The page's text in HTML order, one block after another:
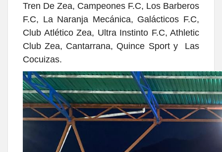
Tren De Zea, Campeones F.C, Los Barberos
F.C, La Naranja Mecánica, Galácticos F.C,
Club Atlético Zea, Ultra Instinto F.C, Athletic
Club Zea, Cantarrana, Quince Sport y Las
Cocuizas.